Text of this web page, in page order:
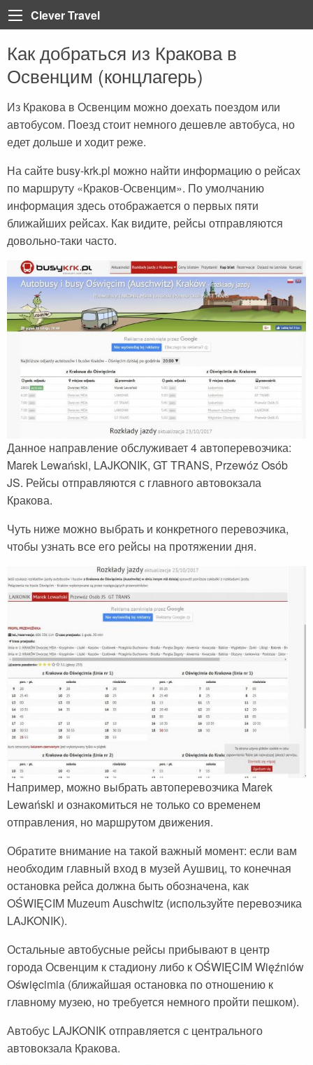
Back
Турция
Back
Анталия
Алания
Мармарис
Стамбул
Каппадокия
Кушадасы
Бодрум
Египет
Back
Марса Алам
Шарм-эль-Шейх
Хургада
Доминикана
Back
Пелопоннес
Крит
Санторини
Испания
Back
Тенерифе
Коста Брава
Ибица
Фуэртевентура
Барселона
Италия
Back
Неаполь
Рим
Сардиния
Флоренция
Сицилия
Франция
Back
Лазурный берег
Париж
Корсика
Грузия
Back
Тбилиси
Португалия
Back
Мадейра
Черногория
Прага
Албания
Мальдивские острова
Занзибар
Дубай
Шри-Ланка
Кипр
Сейшельские острова
Закопане
Амстердам
Копенгаген
Фарерские острова
Тироль
Закрытые страны
Back
Таиланд
Вьетнам
Катар
Куба
Хайнань (Китай)
Back
Все статьи
Египет
ОАЭ
Занзибар
Бали
Тенерифе
Черногория
Пляжи
Достопримечательности
Back
Болгария
Греция
Грузия
Дубай
Египет
Занзибар
Иордания
Испания
Италия
Мадейра
Мальдивы
Польша
Турция
Тунис
Украина
Хорватия
Чехия
Шри-Ланка
Back
Турция
Египет
Clever Travel
Как добраться из Кракова в
Освенцим (концлагерь)
Из Кракова в Освенцим можно доехать поездом или
автобусом. Поезд стоит немного дешевле автобуса, но
едет дольше и ходит реже.
На сайте busy-krk.pl можно найти информацию о рейсах
по маршруту «Краков-Освенцим». По умолчанию
информация здесь отображается о первых пяти
ближайших рейсах. Как видите, рейсы отправляются
довольно-таки часто.
Данное направление обслуживает 4 автоперевозчика:
Marek Lewański, LAJKONIK, GT TRANS, Przewóz Osób
JS. Рейсы отправляются с главного автовокзала
Кракова.
Чуть ниже можно выбрать и конкретного перевозчика,
чтобы узнать все его рейсы на протяжении дня.
Например, можно выбрать автоперевозчика Marek
Lewański и ознакомиться не только со временем
отправления, но маршрутом движения.
Обратите внимание на такой важный момент: если вам
необходим главный вход в музей Аушвиц, то конечная
остановка рейса должна быть обозначена, как
OŚWIĘCIM Muzeum Auschwitz (используйте перевозчика
LAJKONIK).
Остальные автобусные рейсы прибывают в центр
города Освенцим к стадиону либо к OŚWIĘCIM Więźniów
Oświęcimia (ближайшая остановка по отношению к
главному музею, но требуется немного пройти пешком).
Автобус LAJKONIK отправляется с центрального
автовокзала Кракова.